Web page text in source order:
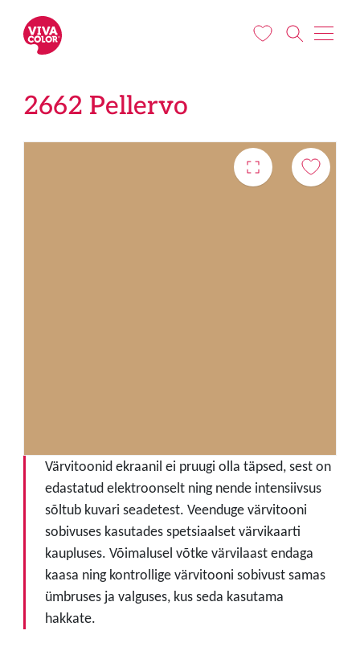
2662 Pellervo
Värvitoonid ekraanil ei pruugi olla täpsed, sest on
edastatud elektroonselt ning nende intensiivsus
sõltub kuvari seadetest. Veenduge värvitooni
sobivuses kasutades spetsiaalset värvikaarti
kaupluses. Võimalusel võtke värvilaast endaga
kaasa ning kontrollige värvitooni sobivust samas
ümbruses ja valguses, kus seda kasutama
hakkate.